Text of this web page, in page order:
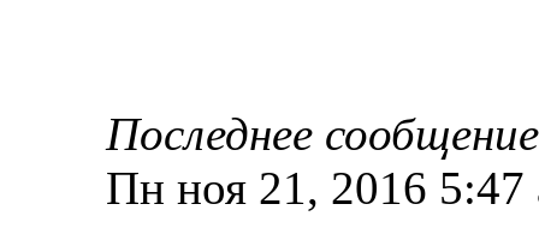
Последнее
Пн ноя 21, 2016 5:47